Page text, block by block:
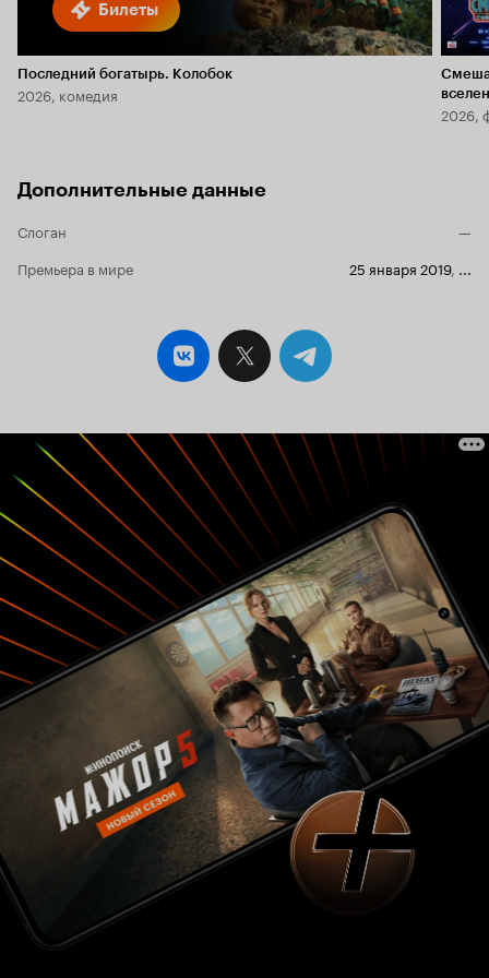
Билеты
Последний богатырь. Колобок
2026, комедия
2026,
Дополнительные данные
Слоган
—
Премьера в мире
25 января 2019, ...